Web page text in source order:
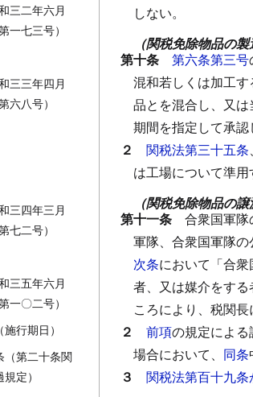
三二年六月
一七三号）
三三年四月
六八号）
三四年三月
七二号）
三五年六月
一〇二号）
行期日）
（第二十条関
定）
しない。
（関税免除物品の製
第十条 第六条第三号
混和若しくは加工
品とを混合し、又
期間を指定して承認
２ 関税法第三十五条、
は工場について準用
（関税免除物品の譲
第十一条 合衆国軍
軍隊、合衆国軍隊
次条において「合衆
者、又は媒介をす
ころにより、税関
２ 前項の規定による
場合において、 同条
３ 関税法第百十九